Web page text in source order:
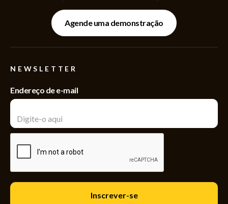
Agende uma demonstração
NEWSLETTER
Endereço de e-mail